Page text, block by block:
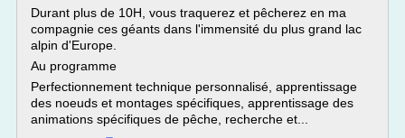
Durant plus de 10H, vous traquerez et pêcherez en ma
compagnie ces géants dans l'immensité du plus grand lac
alpin d'Europe.
Au programme
Perfectionnement technique personnalisé, apprentissage
des noeuds et montages spécifiques, apprentissage des
animations spécifiques de pêche, recherche et...